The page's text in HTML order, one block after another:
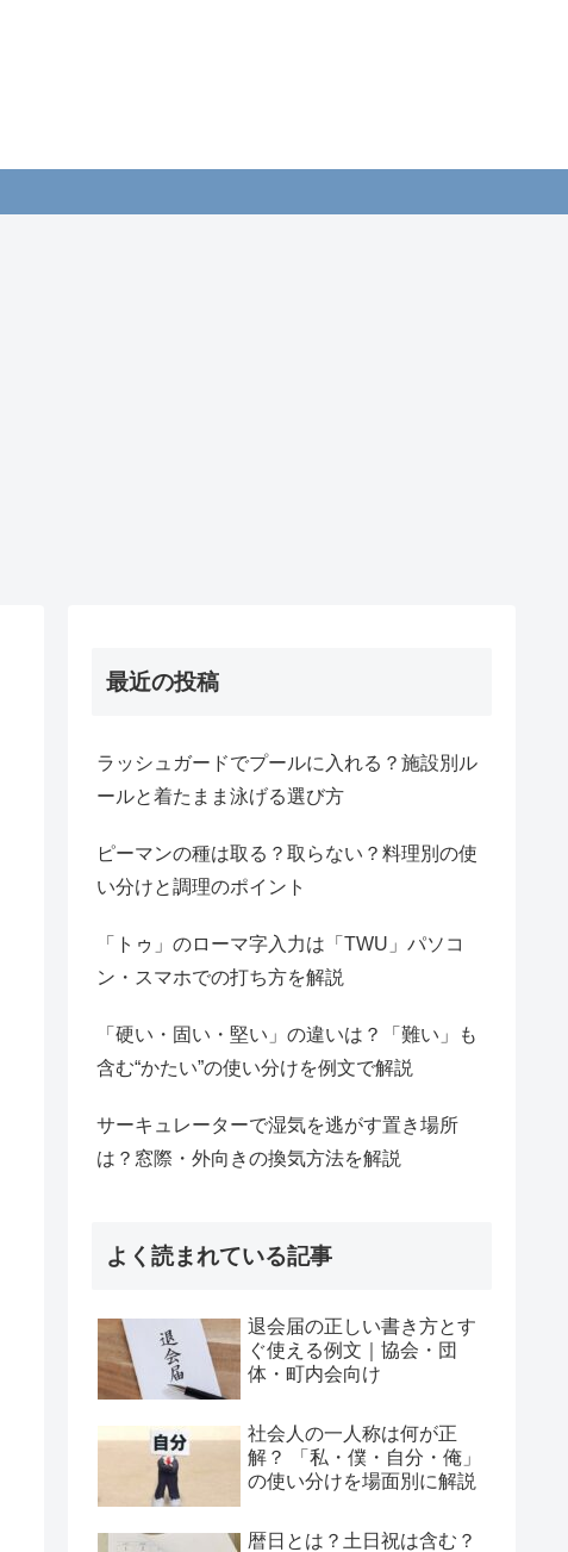
最近の投稿
ラッシュガードでプールに入れる？施設別ル
ールと着たまま泳げる選び方
ピーマンの種は取る？取らない？料理別の使
い分けと調理のポイント
「トゥ」のローマ字入力は「TWU」パソコ
ン・スマホでの打ち方を解説
「硬い・固い・堅い」の違いは？「難い」も
含む“かたい”の使い分けを例文で解説
サーキュレーターで湿気を逃がす置き場所
は？窓際・外向きの換気方法を解説
よく読まれている記事
退会届の正しい書き方とす
ぐ使える例文｜協会・団
体・町内会向け
社会人の一人称は何が正
解？ 「私・僕・自分・俺」
の使い分けを場面別に解説
暦日とは？土日祝は含む？